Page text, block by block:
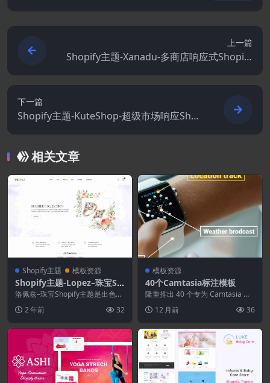
上一篇
Shopify主题-Xanadu-多商店响应式Shopify
下一篇
Shopify主题-KuteShop-超级市场响应Shop
相关文章
Shopify主题 模板资源
Shopify主题-Lopez–珠宝Sh
opify主题
洛佩兹–珠宝Shopify主题是出色，
题。它的...
2 年前 32
模板资源
40个Camtasia标注模板
隆重推出 40 个专为 Camtasia 用
掌控大...
12 月前 36